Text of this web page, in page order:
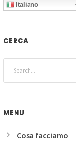
Italiano
CERCA
MENU
Cosa facciamo